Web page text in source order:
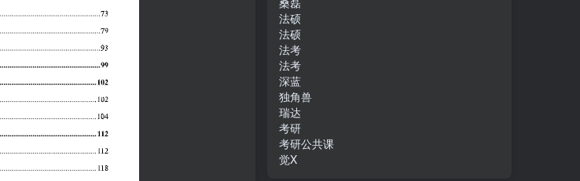
法硕
法硕
法考
法考
深蓝
独角兽
瑞达
考研
考研公共课
觉X